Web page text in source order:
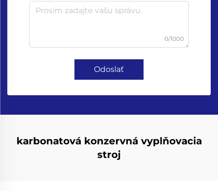
0/1000
Odoslať
karbonatová konzervná vyplňovacia
stroj